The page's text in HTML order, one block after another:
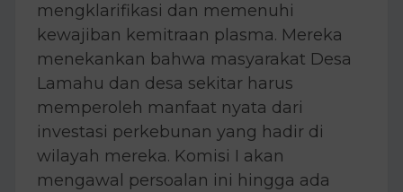
mengklarifikasi dan memenuhi
kewajiban kemitraan plasma. Mereka
menekankan bahwa masyarakat Desa
Lamahu dan desa sekitar harus
memperoleh manfaat nyata dari
investasi perkebunan yang hadir di
wilayah mereka. Komisi I akan
mengawal persoalan ini hingga ada